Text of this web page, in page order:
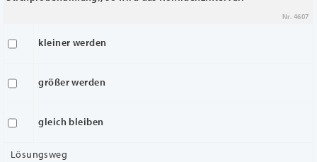
Nr. 4607
kleiner werden
größer werden
gleich bleiben
Lösungsweg